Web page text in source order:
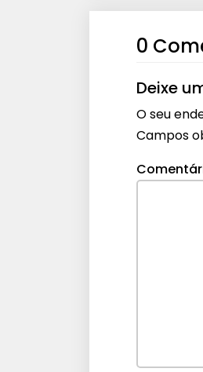
0
Deixe
O seu
Campos